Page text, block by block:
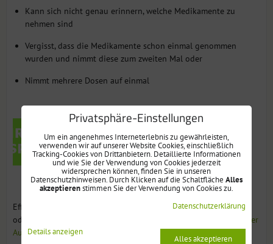
Kann sich nicht genau erinnern, welche Medikamente zu
nehmen sind
Vergisst, dass die Medikamente schon einmal genommen
wurden und nimmt diese zum zweiten Mal oder
Nimmt mehrere Dosen auf einmal
Effektive Lösung für Probleme mit Gedächtnis-, Sichtstörungen
oder bei Einnahme von hohen Mengen von Medikamenten ist
der
Automatische Tablettenspender DoseControl.
Privatsphäre-Einstellungen
Um ein angenehmes Interneterlebnis zu gewährleisten,
verwenden wir auf unserer Website Cookies, einschließlich
Tracking-Cookies von Drittanbietern. Detaillierte Informationen
und wie Sie der Verwendung von Cookies jederzeit
widersprechen können, finden Sie in unseren
Datenschutzhinweisen. Durch Klicken auf die Schaltfläche Alles
akzeptierenstimmen Sie der Verwendung von Cookies zu.
Datenschutzerklärung
Details anzeigen
Alles akzeptieren